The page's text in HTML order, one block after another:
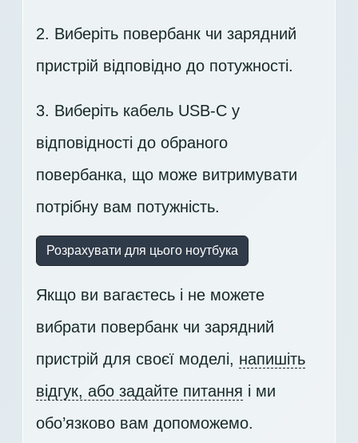
2. Виберіть повербанк чи зарядний
пристрій відповідно до потужності.
3. Виберіть кабель USB-C у
відповідності до обраного
повербанка, що може витримувати
потрібну вам потужність.
Розрахувати для цього ноутбука
Якщо ви вагаєтесь і не можете
вибрати повербанк чи зарядний
пристрій для своєї моделі, напишіть
відгук, або задайте питання і ми
обо’язково вам допоможемо.